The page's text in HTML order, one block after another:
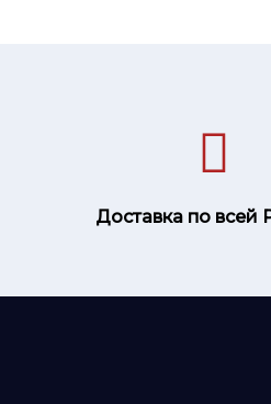
Доставка по всей